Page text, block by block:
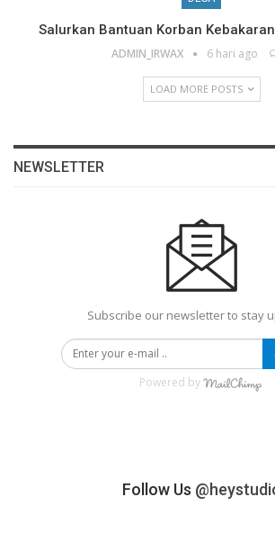
Salurkan Bantuan Korban
ADMIN_IRWAX 6 hari ago
LOAD MORE POSTS
NEWSLETTER
Subscribe our newsletter to stay
Powered by
Follow Us